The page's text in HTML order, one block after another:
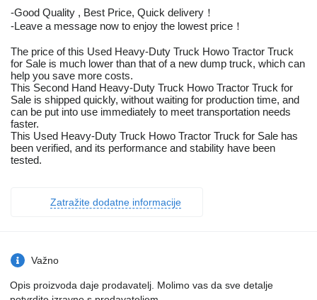
-Good Quality , Best Price, Quick delivery！
-Leave a message now to enjoy the lowest price！
The price of this Used Heavy-Duty Truck Howo Tractor Truck
for Sale is much lower than that of a new dump truck, which can
help you save more costs.
This Second Hand Heavy-Duty Truck Howo Tractor Truck for
Sale is shipped quickly, without waiting for production time, and
can be put into use immediately to meet transportation needs
faster.
This Used Heavy-Duty Truck Howo Tractor Truck for Sale has
been verified, and its performance and stability have been
tested.
Zatražite dodatne informacije
Važno
Opis proizvoda daje prodavatelj. Molimo vas da sve detalje